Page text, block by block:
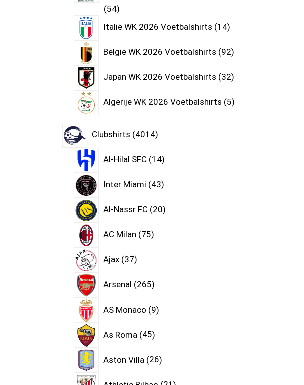
54
Italië WK 2026 Voetbalshirts 14
België WK 2026 Voetbalshirts 92
Japan WK 2026 Voetbalshirts 32
Algerije WK 2026 Voetbalshirts 5
Clubshirts 4014
Al-Hilal SFC 14
Inter Miami 43
Al-Nassr FC 20
AC Milan 75
Ajax 37
Arsenal 265
AS Monaco 9
As Roma 45
Aston Villa 26